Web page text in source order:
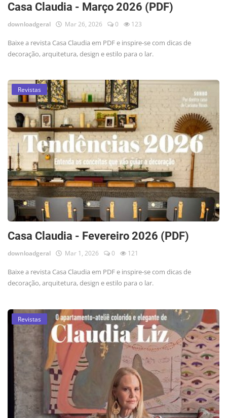
Casa Claudia - Março 2026 (PDF)
downloadgeral Mar 26, 2026 0 123
Baixe a revista Casa Claudia em PDF e inspire-se com dicas de
decoração, arquitetura, design e estilo para o lar.
Revistas
Casa Claudia - Fevereiro 2026 (PDF)
downloadgeral Mar 1, 2026 0 121
Baixe a revista Casa Claudia em PDF e inspire-se com dicas de
decoração, arquitetura, design e estilo para o lar.
Revistas